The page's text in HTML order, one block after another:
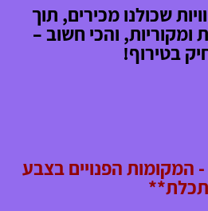
שכולנו מכירים, תוך
ומקוריות, והכי חשוב –
בטירוף!
המקומות הפנויים בצבע
תכלת**